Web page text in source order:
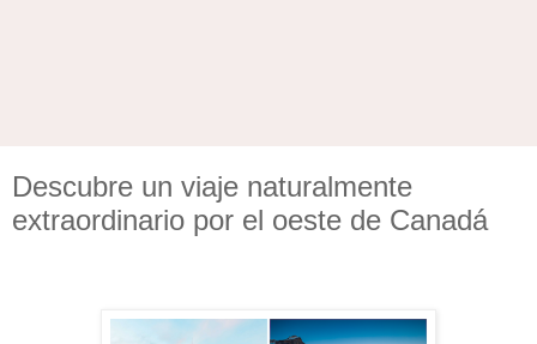
Descubre un viaje naturalmente
extraordinario por el oeste de Canadá